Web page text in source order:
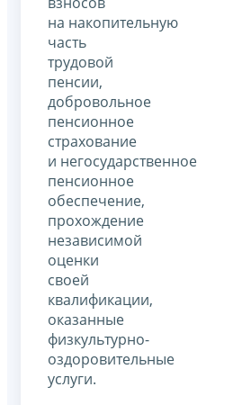
на накопительную
часть
трудовой
пенсии,
добровольное
пенсионное
страхование
и негосударственное
пенсионное
обеспечение,
прохождение
независимой
оценки
своей
квалификации,
оказанные
физкультурно-
оздоровительные
услуги.